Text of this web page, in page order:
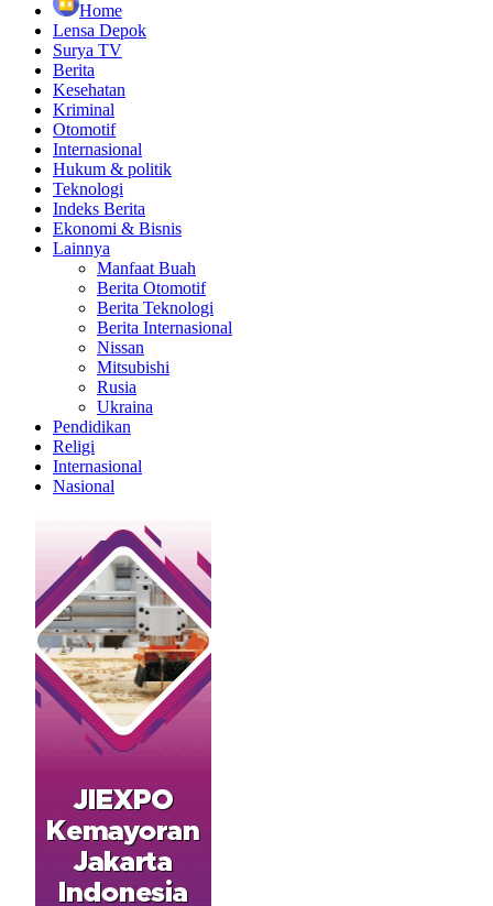
Home
Lensa Depok
Surya TV
Berita
Kesehatan
Kriminal
Otomotif
Internasional
Hukum & politik
Teknologi
Indeks Berita
Ekonomi & Bisnis
Lainnya
Manfaat Buah
Berita Otomotif
Berita Teknologi
Berita Internasional
Nissan
Mitsubishi
Rusia
Ukraina
Pendidikan
Religi
Internasional
Nasional